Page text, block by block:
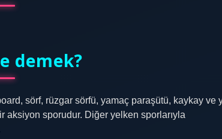
demek?
sörf, rüzgar sörfü, yamaç paraşütü, kaykay ve
aksiyon sporudur. Diğer yelken sporlarıyla